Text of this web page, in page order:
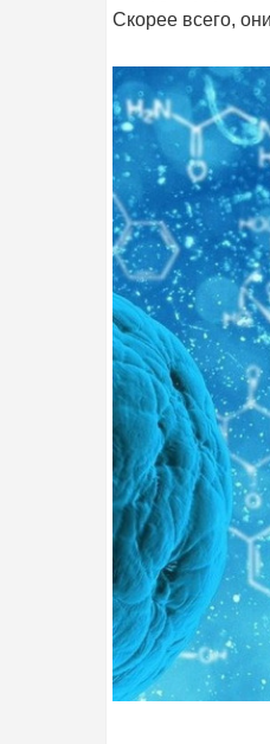
Скорее всего,